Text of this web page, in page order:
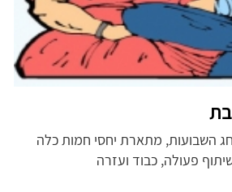
השבועות, מתארת יחסי חמות כלה
פעולה, כבוד ועזרה